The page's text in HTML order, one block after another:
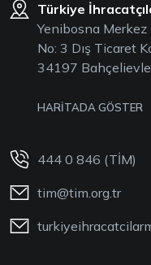
Türkiye
Yenibosna
No: 3 Dış Ticaret
34197
HARİTADA GÖSTER
444 0 846 (TİM)
tim@tim.org.tr